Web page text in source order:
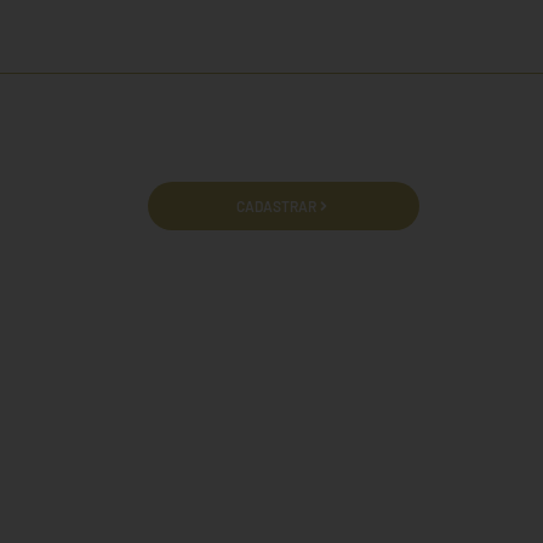
CADASTRAR